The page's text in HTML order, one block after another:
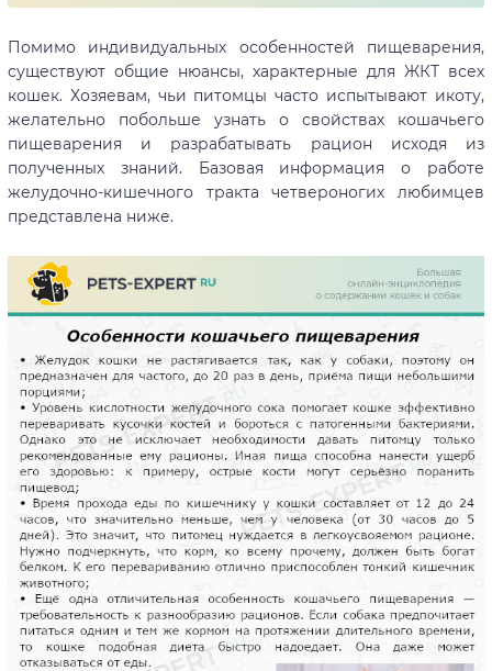
Помимо индивидуальных особенностей пищеварения,
существуют общие нюансы, характерные для ЖКТ всех
кошек. Хозяевам, чьи питомцы часто испытывают икоту,
желательно побольше узнать о свойствах кошачьего
пищеварения и разрабатывать рацион исходя из
полученных знаний. Базовая информация о работе
желудочно-кишечного тракта четвероногих любимцев
представлена ниже.